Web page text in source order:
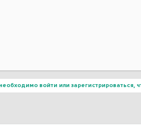
войти или зарегистрироваться,